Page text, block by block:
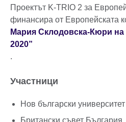
Проектът K-TRIO 2 за
финансира от Европейската
Мария Склодовска-Кюри на
2020”
.
Участници
Нов български